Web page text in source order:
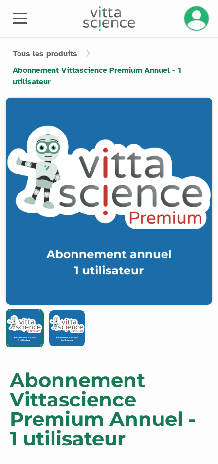
Gérez
Tous les produits
Abonnement Vittascience Premium Annuel - 1
utilisateur
Product image slider
Abonnement
Vittascience
Premium Annuel -
1 utilisateur